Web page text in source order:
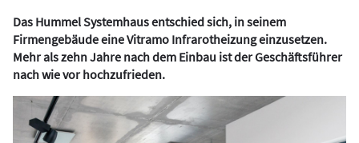
Das Hummel Systemhaus entschied sich, in seinem
Firmengebäude eine Vitramo Infrarotheizung einzusetzen.
Mehr als zehn Jahre nach dem Einbau ist der Geschäftsführer
nach wie vor hochzufrieden.